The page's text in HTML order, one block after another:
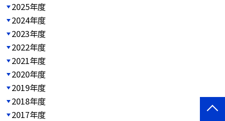
2025年度
2024年度
2023年度
2022年度
2021年度
2020年度
2019年度
2018年度
2017年度